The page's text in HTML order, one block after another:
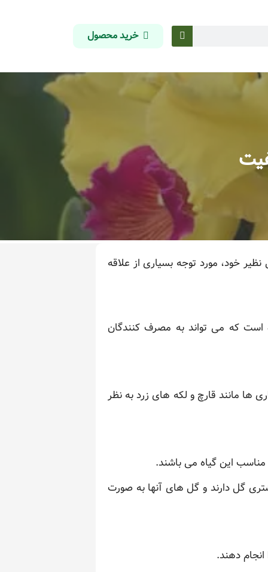
خرید محصول
خود، مورد توجه بسیاری از علاقه
است که می تواند به مصرف کنندگان
ها مانند قارچ و لکه های زرد به نظر
این گیاه می باشند.
گل دارند و گل های آنها به صورت
دهند.